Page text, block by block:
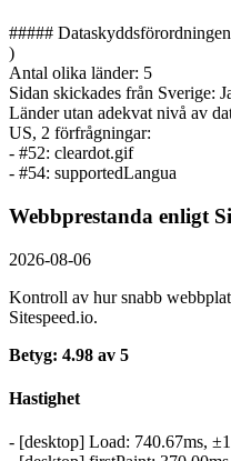
#####
)
Antal olika länder: 5
Sidan skickades från Sverige:
Länder utan adekvat nivå av
US, 2 förfrågningar:
- #52: cleardot.gif
- #54: supportedLangua
Webbprestanda enligt
2026-08-06
Kontroll av hur snabb
Sitespeed.io.
Betyg: 4.98 av 5
Hastighet
- [desktop] Load: 740.67ms,